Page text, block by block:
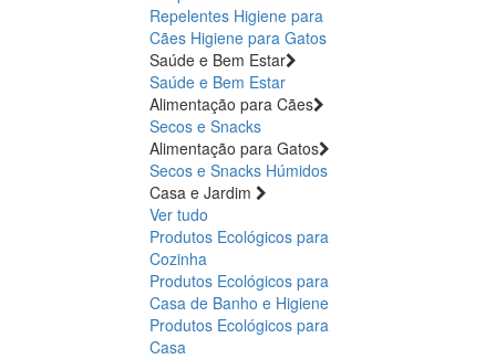
Repelentes Higiene para
Cães Higiene para Gatos
Saúde e Bem Estar
Saúde e Bem Estar
Alimentação para Cães
Secos e Snacks
Alimentação para Gatos
Secos e Snacks Húmidos
Casa e Jardim
Ver tudo
Produtos Ecológicos para
Cozinha
Produtos Ecológicos para
Casa de Banho e Higiene
Produtos Ecológicos para
Casa